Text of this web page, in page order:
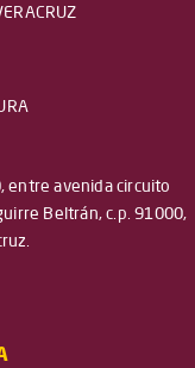
entre avenida circuito
Beltrán, c.p. 91000,